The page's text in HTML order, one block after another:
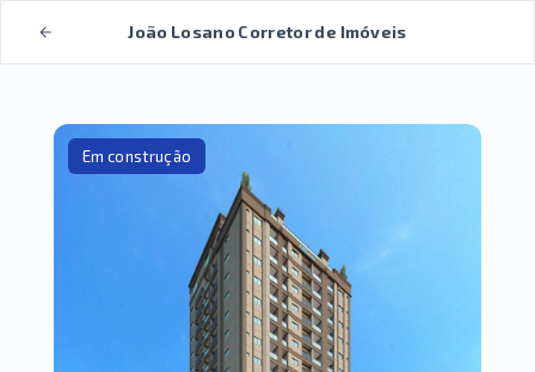
João Losano Corretor de Imóveis
Em construção